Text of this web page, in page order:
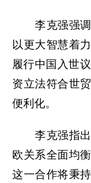
李克强强调
以更大智慧着
履行中国入世
资立法符合世
便利化。
李克强指出
欧关系全面均
这一合作将秉